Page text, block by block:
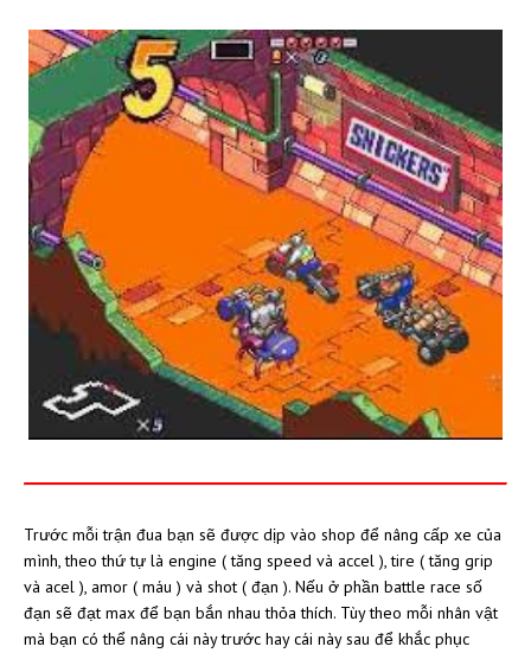
Trước mỗi trận đua bạn sẽ được dịp vào shop để nâng cấp xe của
mình, theo thứ tự là engine ( tăng speed và accel ), tire ( tăng grip
và acel ), amor ( máu ) và shot ( đạn ). Nếu ở phần battle race số
đạn sẽ đạt max để bạn bắn nhau thỏa thích. Tùy theo mỗi nhân vật
mà bạn có thể nâng cái này trước hay cái này sau để khắc phục